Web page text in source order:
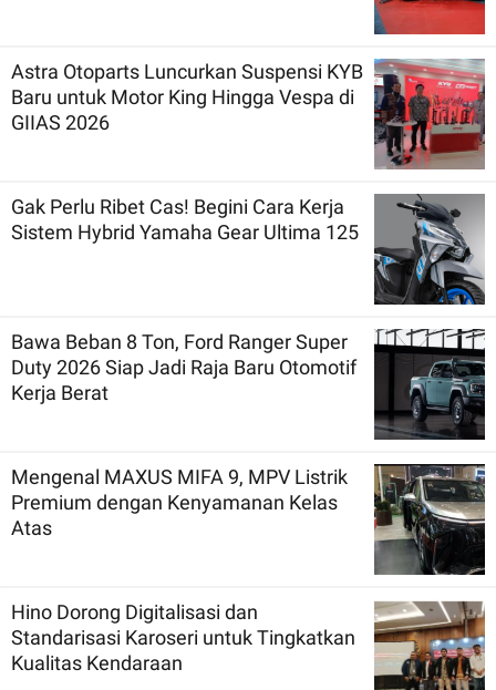
Astra Otoparts Luncurkan Suspensi KYB
Baru untuk Motor King Hingga Vespa di
GIIAS 2026
Gak Perlu Ribet Cas! Begini Cara Kerja
Sistem Hybrid Yamaha Gear Ultima 125
Bawa Beban 8 Ton, Ford Ranger Super
Duty 2026 Siap Jadi Raja Baru Otomotif
Kerja Berat
Mengenal MAXUS MIFA 9, MPV Listrik
Premium dengan Kenyamanan Kelas
Atas
Hino Dorong Digitalisasi dan
Standarisasi Karoseri untuk Tingkatkan
Kualitas Kendaraan